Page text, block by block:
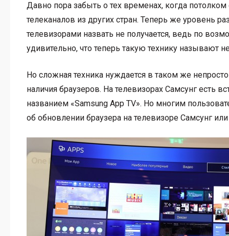
Давно пора забыть о тех временах, когда
телеканалов из других стран. Теперь же уровень
телевизорами назвать не получается, ведь по
удивительно, что теперь такую технику называют
Но сложная техника нуждается в таком же
наличия браузеров. На телевизорах Самсунг есть
названием «Samsung App TV». Но многим
об обновлении браузера на телевизоре Самсунг